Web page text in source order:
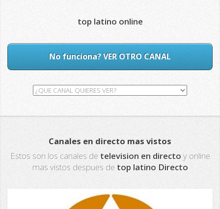
top latino online
No funciona? VER OTRO CANAL
Canales en directo mas vistos
Estos son los canales de television en directo y online
mas vistos despues de top latino Directo